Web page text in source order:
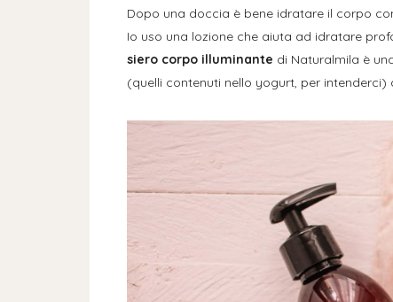
Dopo una doccia è bene idratare il corpo
Io uso una lozione che aiuta ad idratare
siero corpo illuminante di Naturalmila è
(quelli contenuti nello yogurt, per